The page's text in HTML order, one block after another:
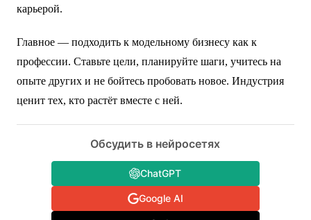
карьерой.
Главное — подходить к модельному бизнесу как к
профессии. Ставьте цели, планируйте шаги, учитесь на
опыте других и не бойтесь пробовать новое. Индустрия
ценит тех, кто растёт вместе с ней.
Обсудить в нейросетях
ChatGPT
Google AI